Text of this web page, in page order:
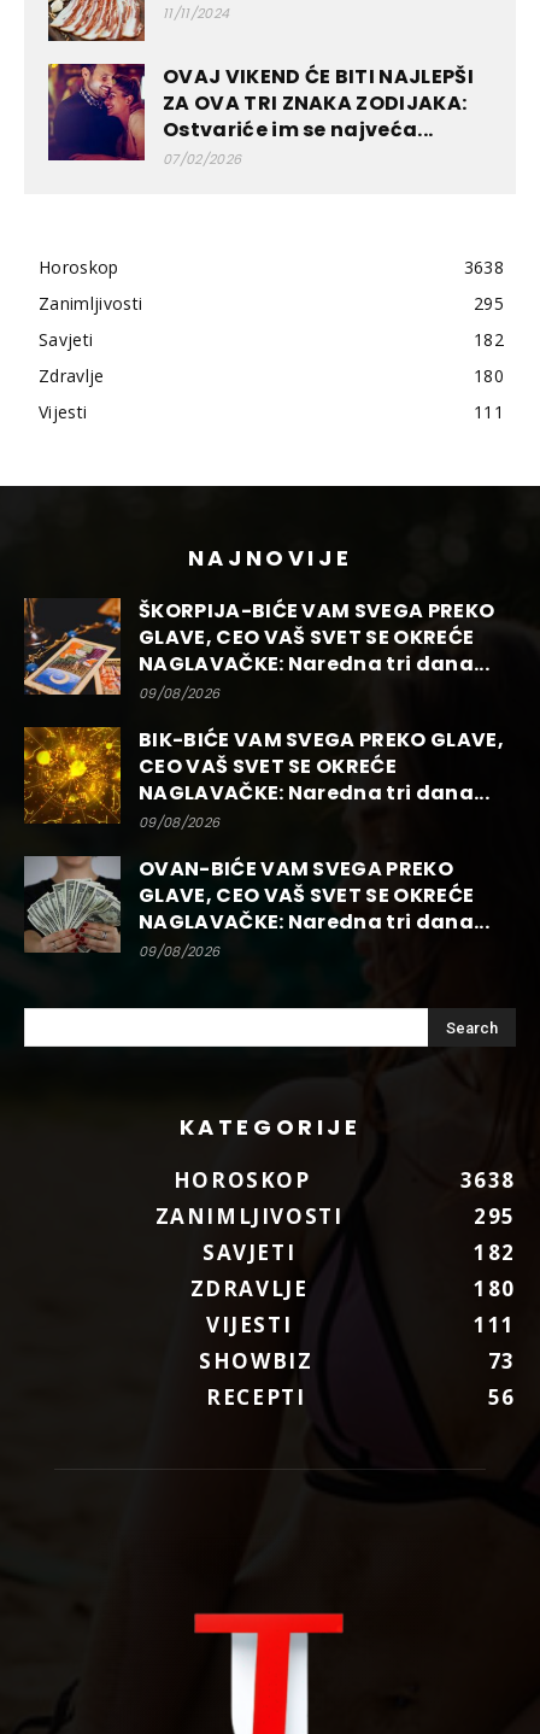
11/11/2024
OVAJ VIKEND ĆE BITI NAJLEPŠI
ZA OVA TRI ZNAKA ZODIJAKA:
Ostvariće im se najveća...
07/02/2026
Horoskop
3638
Zanimljivosti
295
Savjeti
182
Zdravlje
180
Vijesti
111
NAJNOVIJE
ŠKORPIJA-BIĆE VAM SVEGA PREKO
GLAVE, CEO VAŠ SVET SE OKREĆE
NAGLAVAČKE: Naredna tri dana...
09/08/2026
BIK-BIĆE VAM SVEGA PREKO GLAVE,
CEO VAŠ SVET SE OKREĆE
NAGLAVAČKE: Naredna tri dana...
09/08/2026
OVAN-BIĆE VAM SVEGA PREKO
GLAVE, CEO VAŠ SVET SE OKREĆE
NAGLAVAČKE: Naredna tri dana...
09/08/2026
KATEGORIJE
HOROSKOP
3638
ZANIMLJIVOSTI
295
SAVJETI
182
ZDRAVLJE
180
VIJESTI
111
SHOWBIZ
73
RECEPTI
56